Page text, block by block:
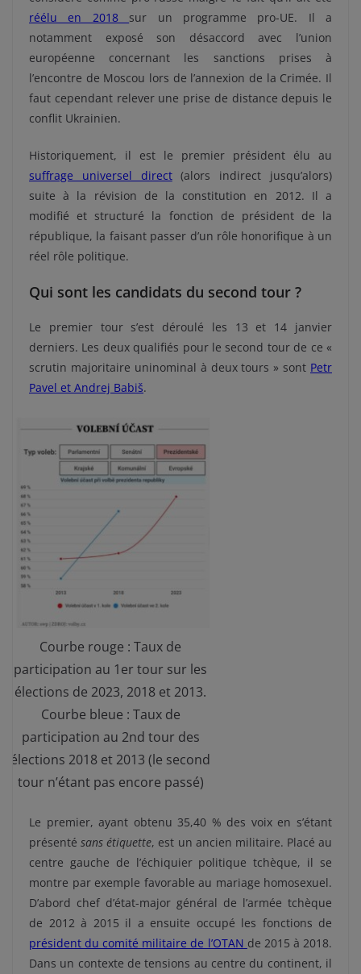
réélu en 2018
sur un programme pro-UE. Il a
notamment exposé son désaccord avec l’union
européenne concernant les sanctions prises à
l’encontre de Moscou lors de l’annexion de la Crimée. Il
faut cependant relever une prise de distance depuis le
conflit Ukrainien.
Historiquement, il est le premier président élu au
suffrage universel direct(alors indirect jusqu’alors)
suite à la révision de la constitution en 2012. Il a
modifié et structuré la fonction de président de la
république, la faisant passer d’un rôle honorifique à un
réel rôle politique.
Qui sont les candidats du second tour ?
Le premier tour s’est déroulé les 13 et 14 janvier
derniers. Les deux qualifiés pour le second tour de ce «
scrutin majoritaire uninominal à deux tours » sont Petr
Pavel et Andrej Babiš.
Courbe rouge : Taux de
participation au 1er tour sur les
élections de 2023, 2018 et 2013.
Courbe bleue : Taux de
participation au 2nd tour des
élections 2018 et 2013 (le second
tour n’étant pas encore passé)
Le premier, ayant obtenu 35,40 % des voix en s’étant
présentésans étiquette, est un ancien militaire. Placé au
centre gauche de l’échiquier politique tchèque, il se
montre par exemple favorable au mariage homosexuel.
D’abord chef d’état-major général de l’armée tchèque
de 2012 à 2015 il a ensuite occupé les fonctions de
président du comité militaire de l’OTAN de 2015 à 2018.
Dans un contexte de tensions au centre du continent, il